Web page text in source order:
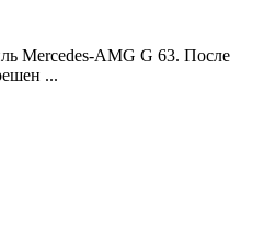
Mercedes-AMG G 63. После
...